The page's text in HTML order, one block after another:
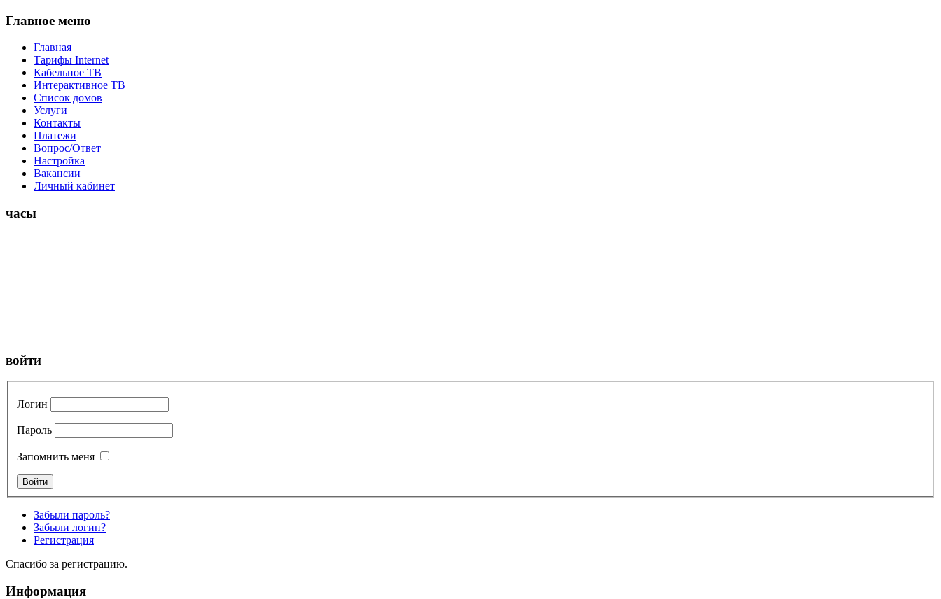
Главное меню
Главная
Тарифы Internet
Кабельное ТВ
Интерактивное ТВ
Список домов
Услуги
Контакты
Платежи
Вопрос/Ответ
Настройка
Вакансии
Личный кабинет
часы
войти
Логин
Пароль
Запомнить меня
Забыли пароль?
Забыли логин?
Регистрация
Спасибо за регистрацию.
Информация